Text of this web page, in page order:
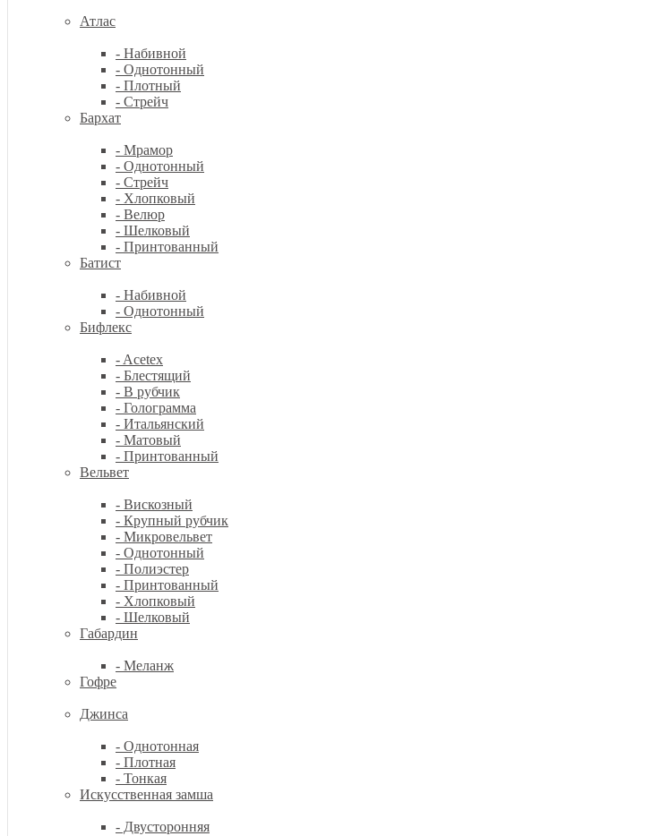
Атлас
- Набивной
- Однотонный
- Плотный
- Стрейч
Бархат
- Мрамор
- Однотонный
- Стрейч
- Хлопковый
- Велюр
- Шелковый
- Принтованный
Батист
- Набивной
- Однотонный
Бифлекс
- Acetex
- Блестящий
- В рубчик
- Голограмма
- Итальянский
- Матовый
- Принтованный
Вельвет
- Вискозный
- Крупный рубчик
- Микровельвет
- Однотонный
- Полиэстер
- Принтованный
- Хлопковый
- Шелковый
Габардин
- Меланж
Гофре
Джинса
- Однотонная
- Плотная
- Тонкая
Искусственная замша
- Двусторонняя